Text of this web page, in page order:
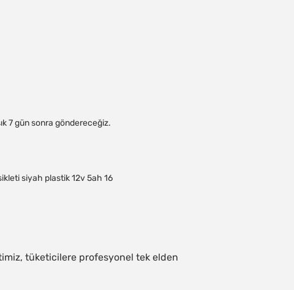
7 gün sonra göndereceğiz.
tüketicilere profesyonel tek elden